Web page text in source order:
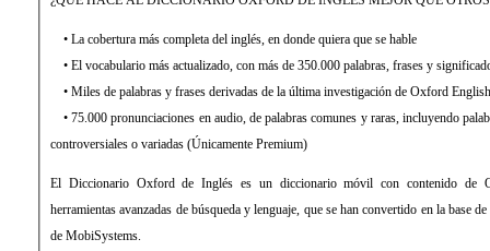
• La cobertura más completa del inglés, en donde quiera que se hable
• El vocabulario más actualizado, con más de 350.000 palabras, frases y
• Miles de palabras y frases derivadas de la última investigación de Oxford
• 75.000 pronunciaciones en audio, de palabras comunes y raras, incluyendo
controversiales o variadas (Únicamente Premium)
El Diccionario Oxford de Inglés es un diccionario móvil con contenido de
herramientas avanzadas de búsqueda y lenguaje, que se han convertido en la base
de MobiSystems.